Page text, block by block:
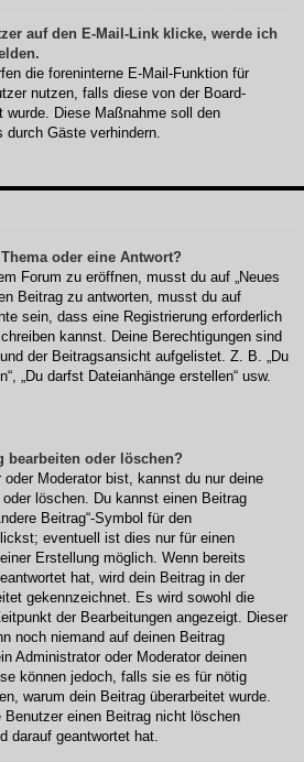
auf den E-Mail-Link klicke, werde ich
die foreninterne E-Mail-Funktion für
nutzen, falls diese von der Board-
Diese Maßnahme soll den
Gäste verhindern.
oder eine Antwort?
Forum zu eröffnen, musst du auf „Neues
Beitrag zu antworten, musst du auf
sein, dass eine Registrierung erforderlich
kannst. Deine Berechtigungen sind
der Beitragsansicht aufgelistet. Z. B. „Du
„Du darfst Dateianhänge erstellen“ usw.
bearbeiten oder löschen?
Moderator bist, kannst du nur deine
löschen. Du kannst einen Beitrag
Beitrag“-Symbol für den
eventuell ist dies nur für einen
Erstellung möglich. Wenn bereits
hat, wird dein Beitrag in der
gekennzeichnet. Es wird sowohl die
der Bearbeitungen angezeigt. Dieser
noch niemand auf deinen Beitrag
Administrator oder Moderator deinen
können jedoch, falls sie es für nötig
warum dein Beitrag überarbeitet wurde.
einen Beitrag nicht löschen
darauf geantwortet hat.